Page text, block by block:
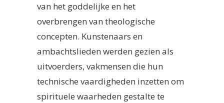
van het goddelijke en het
overbrengen van theologische
concepten. Kunstenaars en
ambachtslieden werden gezien als
uitvoerders, vakmensen die hun
technische vaardigheden inzetten om
spirituele waarheden gestalte te